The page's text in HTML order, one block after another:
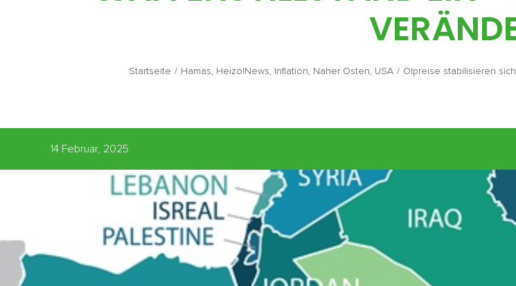
Startseite / Hamas, HeizölNews, Inflation, Naher Osten, USA / Ölpreise stabilisieren
14 Februar, 2025